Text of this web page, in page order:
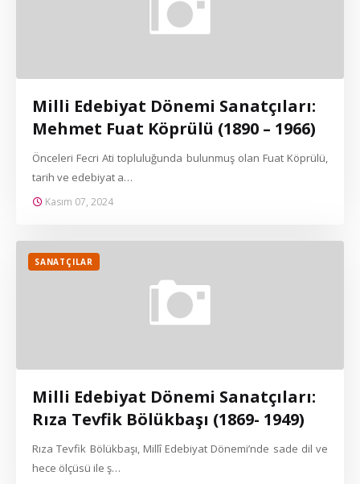
Milli Edebiyat Dönemi Sanatçıları:
Mehmet Fuat Köprülü (1890 – 1966)
Önceleri Fecri Ati topluluğunda bulunmuş olan Fuat Köprülü,
tarih ve edebiyat a…
Kasım 07, 2024
SANATÇILAR
Milli Edebiyat Dönemi Sanatçıları:
Rıza Tevfik Bölükbaşı (1869- 1949)
Rıza Tevfik Bölükbaşı, Millî Edebiyat Dönemi’nde sade dil ve
hece ölçüsü ile ş…